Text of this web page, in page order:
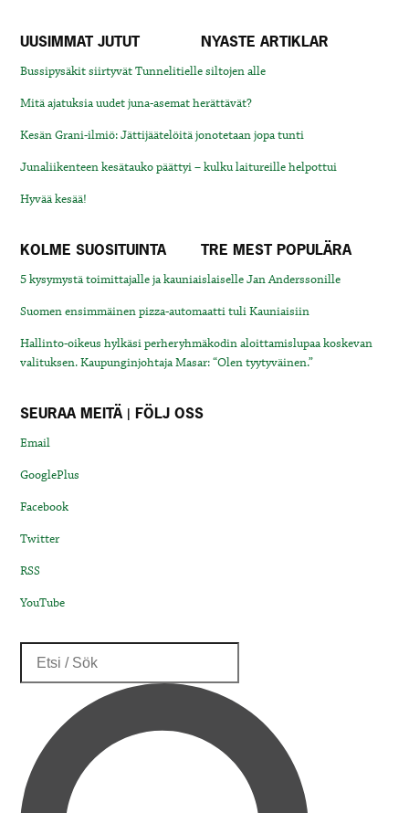
UUSIMMAT JUTUT NYASTE ARTIKLAR
Bussipysäkit siirtyvät Tunnelitielle siltojen alle
Mitä ajatuksia uudet juna-asemat herättävät?
Kesän Grani-ilmiö: Jättijäätelöitä jonotetaan jopa tunti
Junaliikenteen kesätauko päättyi – kulku laitureille helpottui
Hyvää kesää!
KOLME SUOSITUINTA TRE MEST POPULÄRA
5 kysymystä toimittajalle ja kauniaislaiselle Jan Anderssonille
Suomen ensimmäinen pizza-automaatti tuli Kauniaisiin
Hallinto-oikeus hylkäsi perheryhmäkodin aloittamislupaa koskevan
valituksen. Kaupunginjohtaja Masar: “Olen tyytyväinen.”
SEURAA MEITÄ | FÖLJ OSS
Email
GooglePlus
Facebook
Twitter
RSS
YouTube